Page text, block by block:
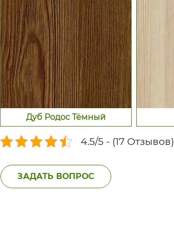
Дуб Родос Тёмный
4.5/5 - (17 Отзывов)
ЗАДАТЬ ВОПРОС